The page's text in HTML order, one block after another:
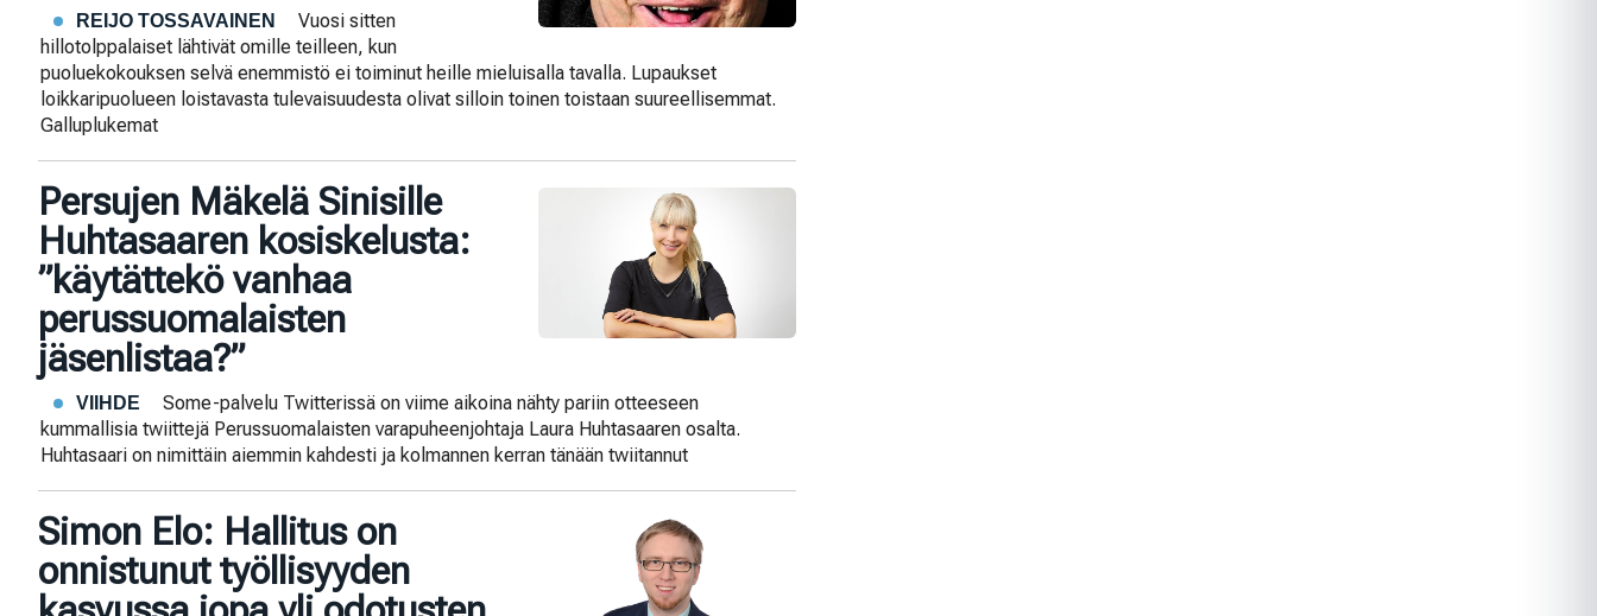
REIJO TOSSAVAINEN
Vuosi sitten
hillotolppalaiset lähtivät omille teilleen, kun
puoluekokouksen selvä enemmistö ei toiminut heille mieluisalla tavalla. Lupaukset
loikkaripuolueen loistavasta tulevaisuudesta olivat silloin toinen toistaan suureellisemmat.
Galluplukemat
Persujen Mäkelä Sinisille
Huhtasaaren kosiskelusta:
”käytättekö vanhaa
perussuomalaisten
jäsenlistaa?”
VIIHDE
Some-palvelu Twitterissä on viime aikoina nähty pariin otteeseen
kummallisia twiittejä Perussuomalaisten varapuheenjohtaja Laura Huhtasaaren osalta.
Huhtasaari on nimittäin aiemmin kahdesti ja kolmannen kerran tänään twiitannut
Simon Elo: Hallitus on
onnistunut työllisyyden